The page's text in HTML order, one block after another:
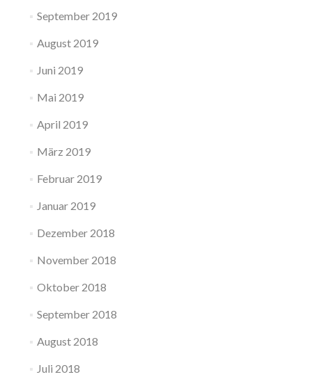
September 2019
August 2019
Juni 2019
Mai 2019
April 2019
März 2019
Februar 2019
Januar 2019
Dezember 2018
November 2018
Oktober 2018
September 2018
August 2018
Juli 2018